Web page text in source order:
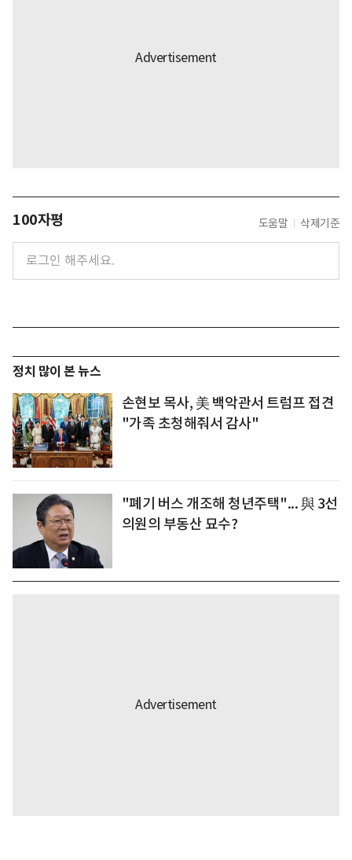
100자평 도움말 삭제기준
정치 많이 본 뉴스
손현보 목사, 美 백악관서 트럼프 접견
"가족 초청해줘서 감사"
"폐기 버스 개조해 청년주택"... 與 3선
의원의 부동산 묘수?